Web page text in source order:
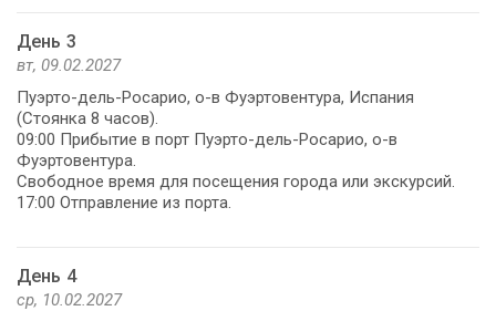
День 3
вт, 09.02.2027
Пуэрто-дель-Росарио, о-в Фуэртовентура, Испания
(Стоянка 8 часов).
09:00 Прибытие в порт Пуэрто-дель-Росарио, о-в
Фуэртовентура.
Свободное время для посещения города или экскурсий.
17:00 Отправление из порта.
День 4
ср, 10.02.2027